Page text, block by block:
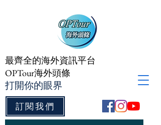
訂閱我們
最齊全的海外資訊平台
OPTour海外頭條
打開你的眼界